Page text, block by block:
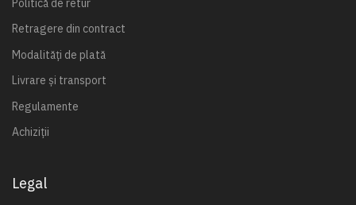
Retragere din contract
Modalități de plată
Livrare și transport
Regulamente
Achiziții
Legal